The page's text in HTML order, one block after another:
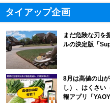
タイアップ企画
まだ危険な刃を
ルの決定版「
8月は高値の山
し）、はくさい
報アプリ「